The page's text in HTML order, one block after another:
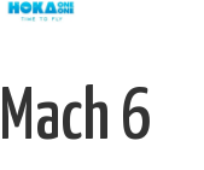
Mach 6